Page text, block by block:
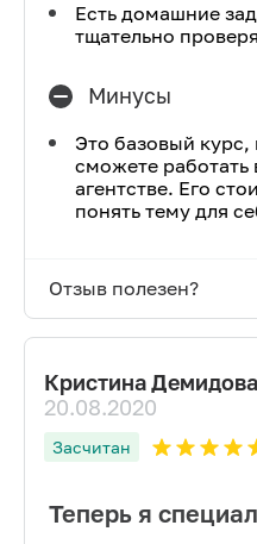
Есть домашние
тщательно
Минусы
Это базовый курс,
сможете работать
агентстве. Его
понять тему для
Отзыв полезен?
Кристина Демидова
20.08.2020
Засчитан
Теперь я